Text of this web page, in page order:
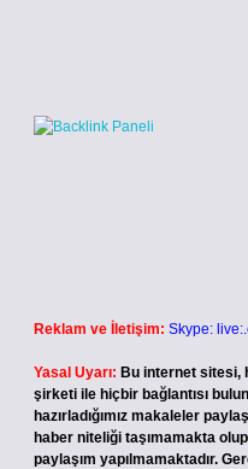
Reklam ve İletişim: Skype:
Yasal Uyarı: Bu internet sitesi,
şirketi ile hiçbir bağlantısı
hazırladığımız makaleler
haber niteliği taşımamakta
paylaşım yapılmamaktadır.